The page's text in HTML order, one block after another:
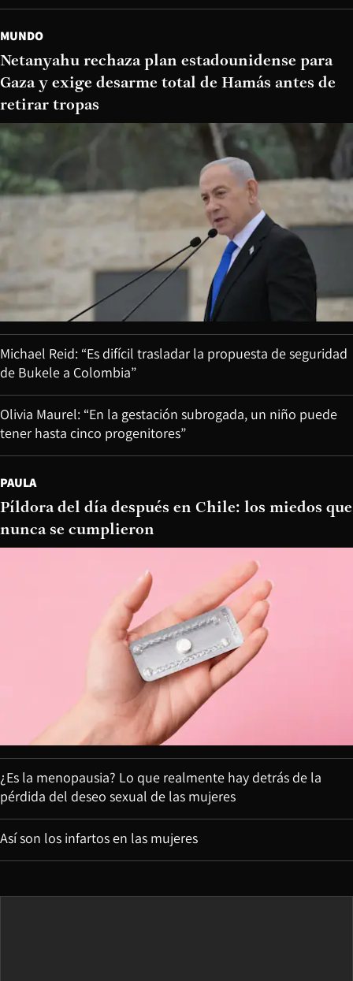
MUNDO
Netanyahu rechaza plan estadounidense para
Gaza y exige desarme total de Hamás antes de
retirar tropas
Michael Reid: “Es difícil trasladar la propuesta de seguridad
de Bukele a Colombia”
Olivia Maurel: “En la gestación subrogada, un niño puede
tener hasta cinco progenitores”
PAULA
Píldora del día después en Chile: los miedos que
nunca se cumplieron
¿Es la menopausia? Lo que realmente hay detrás de la
pérdida del deseo sexual de las mujeres
Así son los infartos en las mujeres